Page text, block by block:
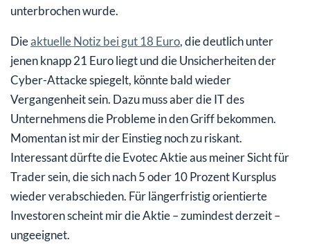
unterbrochen wurde.
Dieaktuelle Notiz bei gut 18 Euro, die deutlich unter
jenen knapp 21 Euro liegt und die Unsicherheiten der
Cyber-Attacke spiegelt, könnte bald wieder
Vergangenheit sein. Dazu muss aber die IT des
Unternehmens die Probleme in den Griff bekommen.
Momentan ist mir der Einstieg noch zu riskant.
Interessant dürfte die Evotec Aktie aus meiner Sicht für
Trader sein, die sich nach 5 oder 10 Prozent Kursplus
wieder verabschieden. Für längerfristig orientierte
Investoren scheint mir die Aktie – zumindest derzeit –
ungeeignet.